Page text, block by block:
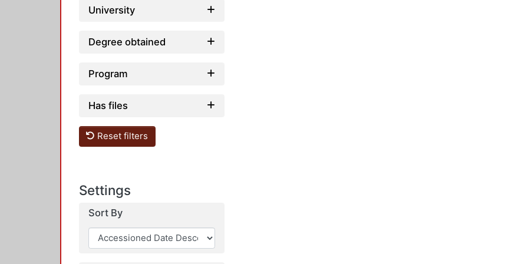
University
Degree obtained
Program
Has files
Reset filters
Settings
Sort By